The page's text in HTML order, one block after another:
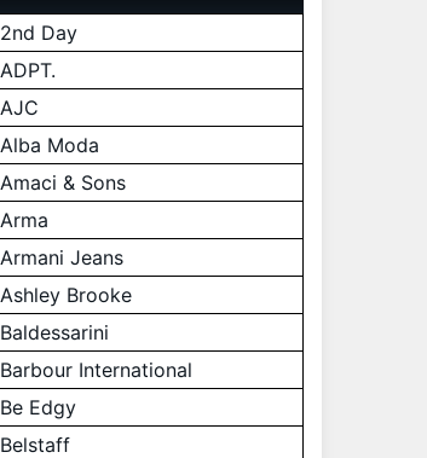
2nd Day
ADPT.
AJC
Alba Moda
Amaci & Sons
Arma
Armani Jeans
Ashley Brooke
Baldessarini
Barbour International
Be Edgy
Belstaff